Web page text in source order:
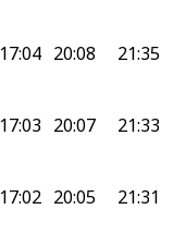
17:04 20:08
21:35
17:03 20:07
21:33
17:02 20:05
21:31